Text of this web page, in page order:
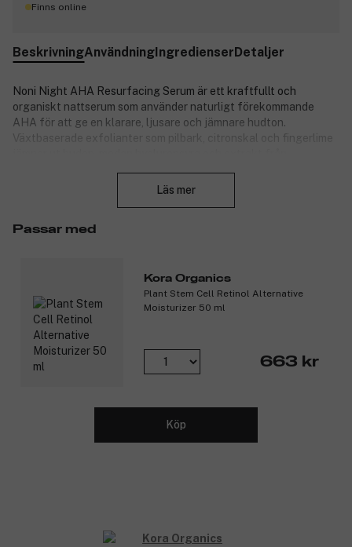
Finns online
BeskrivningAnvändningIngredienserDetaljer
Noni Night AHA Resurfacing Serum är ett kraftfullt och
organiskt nattserum som använder naturligt förekommande
AHA för att ge en klarare, ljusare och jämnare hudton.
Växtbaserade exfolianter som pilbark, citronskal och fingerlime
AHA-syror avlägsnar skonsamt döda hudceller för en
jämnare och ljusare hudton.
Använd varje kväll för en mjukare, slätare, strålande och
mer raffinerad hud.
Ekologiskt certifierad och förpackad i en lufttät pump
som gör det lätt att få ut varenda droppe.
Läs mer
Passar med
Kora Organics
Plant Stem Cell Retinol Alternative
Moisturizer 50 ml
663 kr
Köp